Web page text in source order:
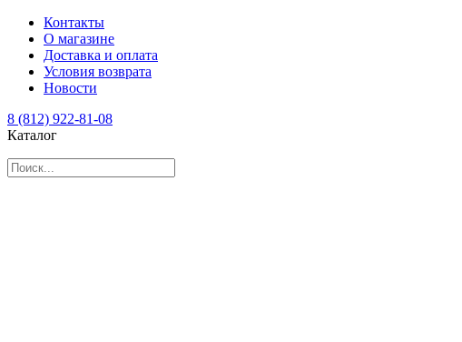
Контакты
О магазине
Доставка и оплата
Условия возврата
Новости
8 (812) 922-81-08
Каталог